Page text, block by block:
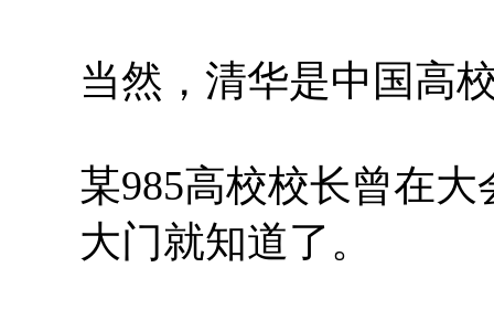
当然，清华是中国高
某985高校校长曾在
大门就知道了。